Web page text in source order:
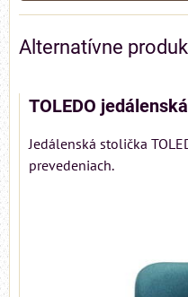
Alternatívne
TOLEDO
Jedálenská stolička
prevedeniach.